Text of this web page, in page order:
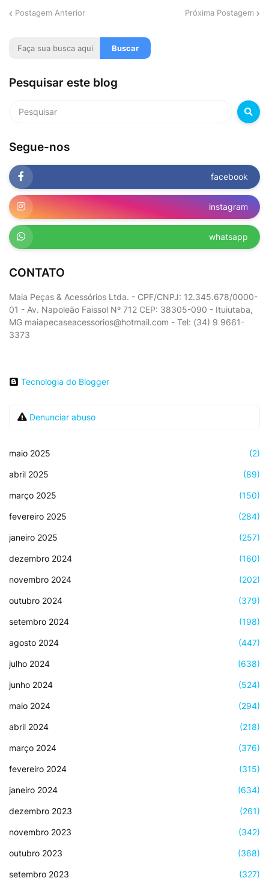
Postagem Anterior Próxima Postagem
Pesquisar este blog
Segue-nos
facebook
instagram
whatsapp
CONTATO
Maia Peças & Acessórios Ltda. - CPF/CNPJ: 12.345.678/0000-
01 - Av. Napoleão Faissol Nº 712 CEP: 38305-090 - Ituiutaba,
MG maiapecaseacessorios@hotmail.com - Tel: (34) 9 9661-
3373
Tecnologia do Blogger
Denunciar abuso
maio 2025 (2)
abril 2025 (89)
março 2025 (150)
fevereiro 2025 (284)
janeiro 2025 (257)
dezembro 2024 (160)
novembro 2024 (202)
outubro 2024 (379)
setembro 2024 (198)
agosto 2024 (447)
julho 2024 (638)
junho 2024 (524)
maio 2024 (294)
abril 2024 (218)
março 2024 (376)
fevereiro 2024 (315)
janeiro 2024 (634)
dezembro 2023 (261)
novembro 2023 (342)
outubro 2023 (368)
setembro 2023 (327)